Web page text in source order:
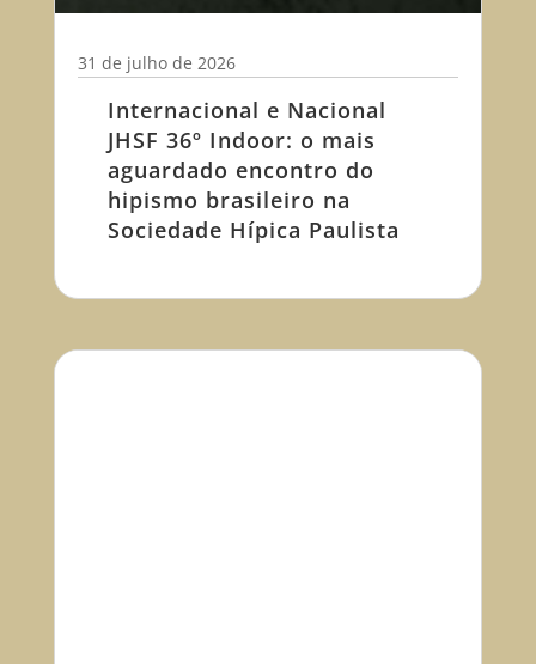
Internacional e Nacional
JHSF 36º Indoor: o mais
aguardado encontro do
hipismo brasileiro na
Sociedade Hípica Paulista
31 de julho de 2026